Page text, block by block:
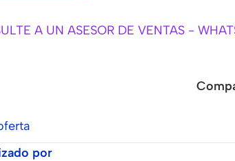
A UN ASESOR DE VENTAS -
por